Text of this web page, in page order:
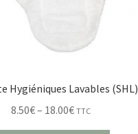
Hygiéniques Lavables (SHL)
8.50€– 18.00€ TTC